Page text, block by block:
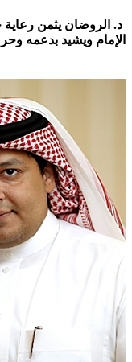
د. الروضان يثمن رعاية
الإمام ويشيد بدعمه